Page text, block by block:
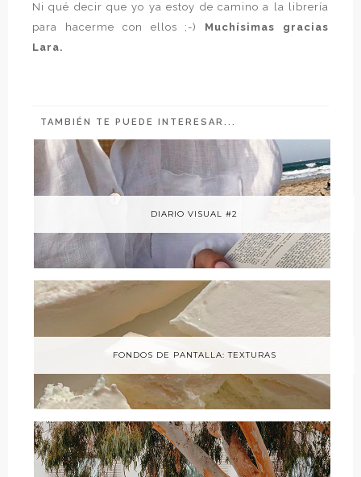
Ni qué decir que yo ya estoy de camino a la librería
para hacerme con ellos ;-) Muchísimas gracias
Lara.
TAMBIÉN TE PUEDE INTERESAR...
DIARIO VISUAL #2
FONDOS DE PANTALLA: TEXTURAS